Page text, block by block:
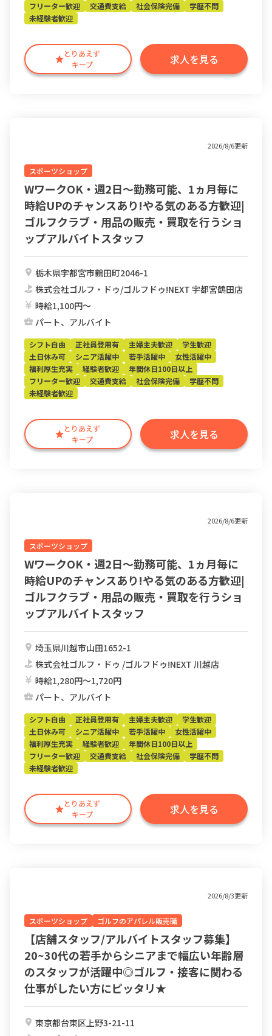
とりあえず
キープ
求人を見る
フリーター歓迎
交通費支給 社会保険完備
学歴不問
未経験者歓迎
2026/8/6更新
スポーツショップ
WワークOK・週2日～勤務可能、1ヵ月毎に
時給UPのチャンスあり!やる気のある方歓迎|
ゴルフクラブ・用品の販売・買取を行うショ
ップアルバイトスタッフ
栃木県宇都宮市鶴田町2046-1
株式会社ゴルフ・ドゥ/ゴルフドゥ!NEXT 宇都宮鶴田店
時給1,100円〜
パート、アルバイト
とりあえず
キープ
求人を見る
シフト自由 正社員登用有 主婦主夫歓迎
学生歓迎
土日休み可
シニア活躍中 若手活躍中
女性活躍中
福利厚生充実
経験者歓迎
年間休日100日以上
フリーター歓迎
交通費支給 社会保険完備
学歴不問
未経験者歓迎
2026/8/6更新
スポーツショップ
WワークOK・週2日～勤務可能、1ヵ月毎に
時給UPのチャンスあり!やる気のある方歓迎|
ゴルフクラブ・用品の販売・買取を行うショ
ップアルバイトスタッフ
埼玉県川越市山田1652-1
株式会社ゴルフ・ドゥ /ゴルフドゥ!NEXT 川越店
時給1,280円〜1,720円
パート、アルバイト
とりあえず
キープ
求人を見る
シフト自由 正社員登用有 主婦主夫歓迎
学生歓迎
土日休み可
シニア活躍中 若手活躍中
女性活躍中
福利厚生充実
経験者歓迎
年間休日100日以上
フリーター歓迎
交通費支給 社会保険完備
学歴不問
未経験者歓迎
2026/8/3更新
スポーツショップ ゴルフのアパレル販売職
【店舗スタッフ/アルバイトスタッフ募集】
20~30代の若手からシニアまで幅広い年齢層
のスタッフが活躍中◎ゴルフ・接客に関わる
仕事がしたい方にピッタリ★
東京都台東区上野3-21-11